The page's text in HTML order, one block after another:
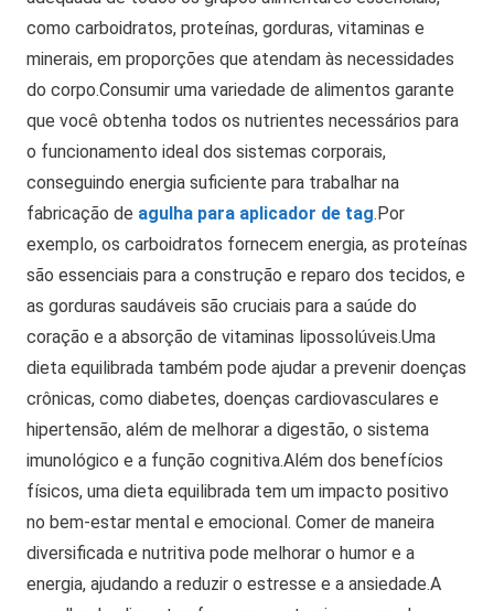
como carboidratos, proteínas, gorduras, vitaminas e
minerais, em proporções que atendam às necessidades
do corpo.Consumir uma variedade de alimentos garante
que você obtenha todos os nutrientes necessários para
o funcionamento ideal dos sistemas corporais,
conseguindo energia suficiente para trabalhar na
fabricação de agulha para aplicador de tag.Por
exemplo, os carboidratos fornecem energia, as proteínas
são essenciais para a construção e reparo dos tecidos, e
as gorduras saudáveis são cruciais para a saúde do
coração e a absorção de vitaminas lipossolúveis.Uma
dieta equilibrada também pode ajudar a prevenir doenças
crônicas, como diabetes, doenças cardiovasculares e
hipertensão, além de melhorar a digestão, o sistema
imunológico e a função cognitiva.Além dos benefícios
físicos, uma dieta equilibrada tem um impacto positivo
no bem-estar mental e emocional. Comer de maneira
diversificada e nutritiva pode melhorar o humor e a
energia, ajudando a reduzir o estresse e a ansiedade.A